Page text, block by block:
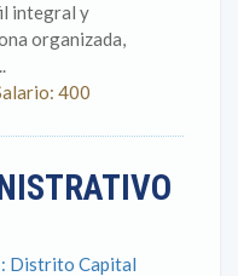
integral y
organizada,
400
: Distrito Capital